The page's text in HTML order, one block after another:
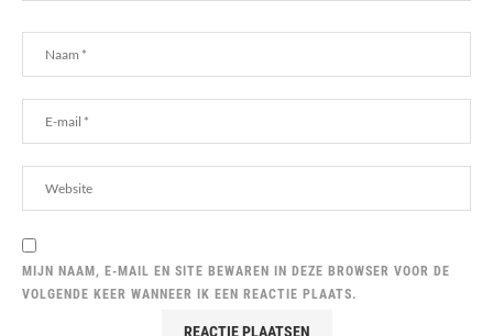
MIJN NAAM, E-MAIL EN SITE BEWAREN IN DEZE BROWSER VOOR DE
VOLGENDE KEER WANNEER IK EEN REACTIE PLAATS.